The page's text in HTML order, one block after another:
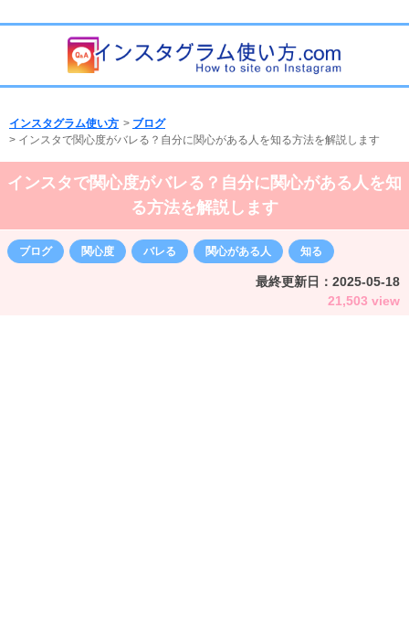
インスタグラム使い方 > ブログ
> インスタで関心度がバレる？自分に関心がある人を知る方法を解説します
インスタで関心度がバレる？自分に関心がある人を知
る方法を解説します
ブログ 関心度 バレる 関心がある人 知る
最終更新日： 2025-05-18
21,503 view